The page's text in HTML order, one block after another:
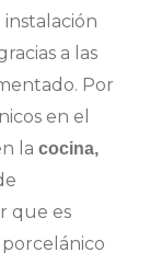
instalación
a las
Por
en el
lacocina,
que es